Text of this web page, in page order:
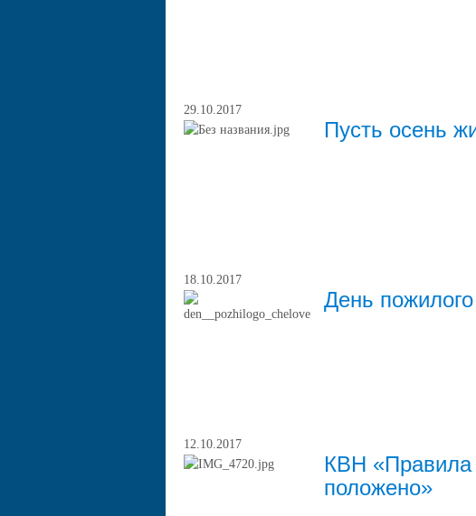
29.10.2017
Пусть осень
18.10.2017
День
12.10.2017
КВН «Правила
положено»